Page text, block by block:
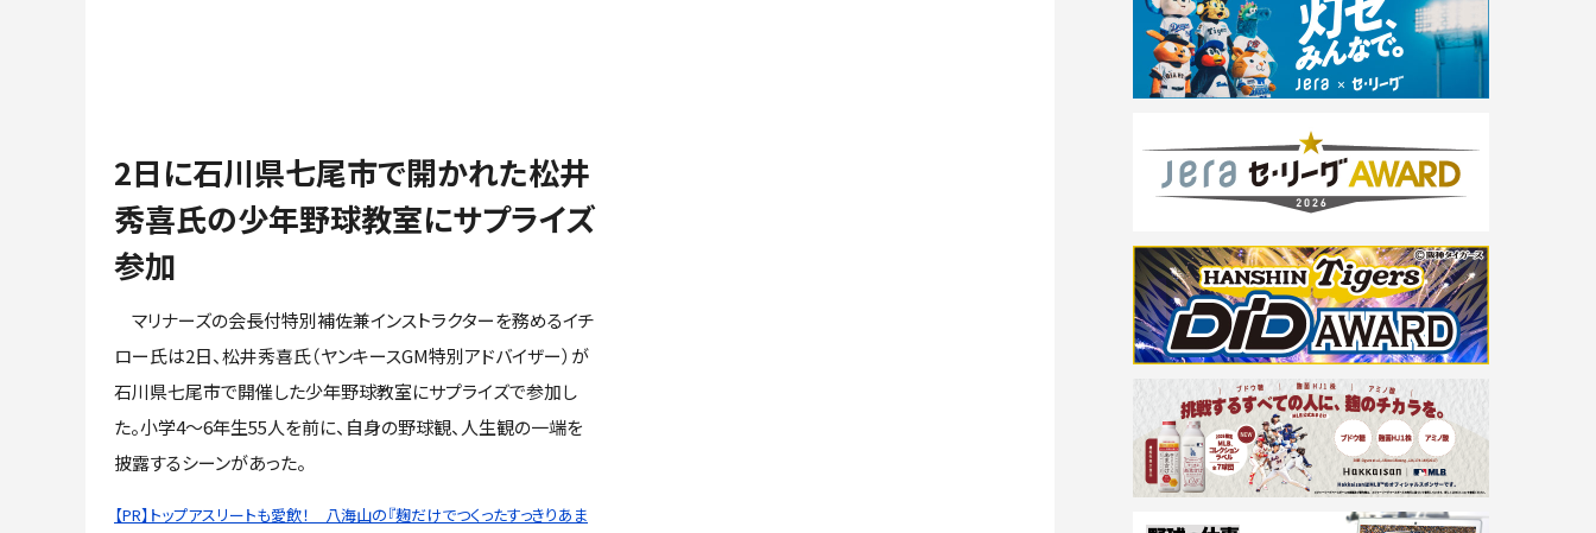
2日に石川県七尾市で開かれた松井
秀喜氏の少年野球教室にサプライズ
参加
マリナーズの会長付特別補佐兼インストラクターを務めるイチ
ロー氏は2日、松井秀喜氏（ヤンキースGM特別アドバイザー）が
石川県七尾市で開催した少年野球教室にサプライズで参加し
た。小学4～6年生55人を前に、自身の野球観、人生観の一端を
披露するシーンがあった。
【PR】トップアスリートも愛飲！ 八海山の『麹だけでつくったすっきりあま